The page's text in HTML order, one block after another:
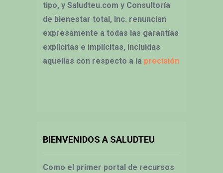
tipo, y Saludteu.com y Consultoría
de bienestar total, Inc. renuncian
expresamente a todas las garantías
explícitas e implícitas, incluidas
aquellas con respecto a la precisión
BIENVENIDOS A SALUDTEU
Como el primer portal de recursos